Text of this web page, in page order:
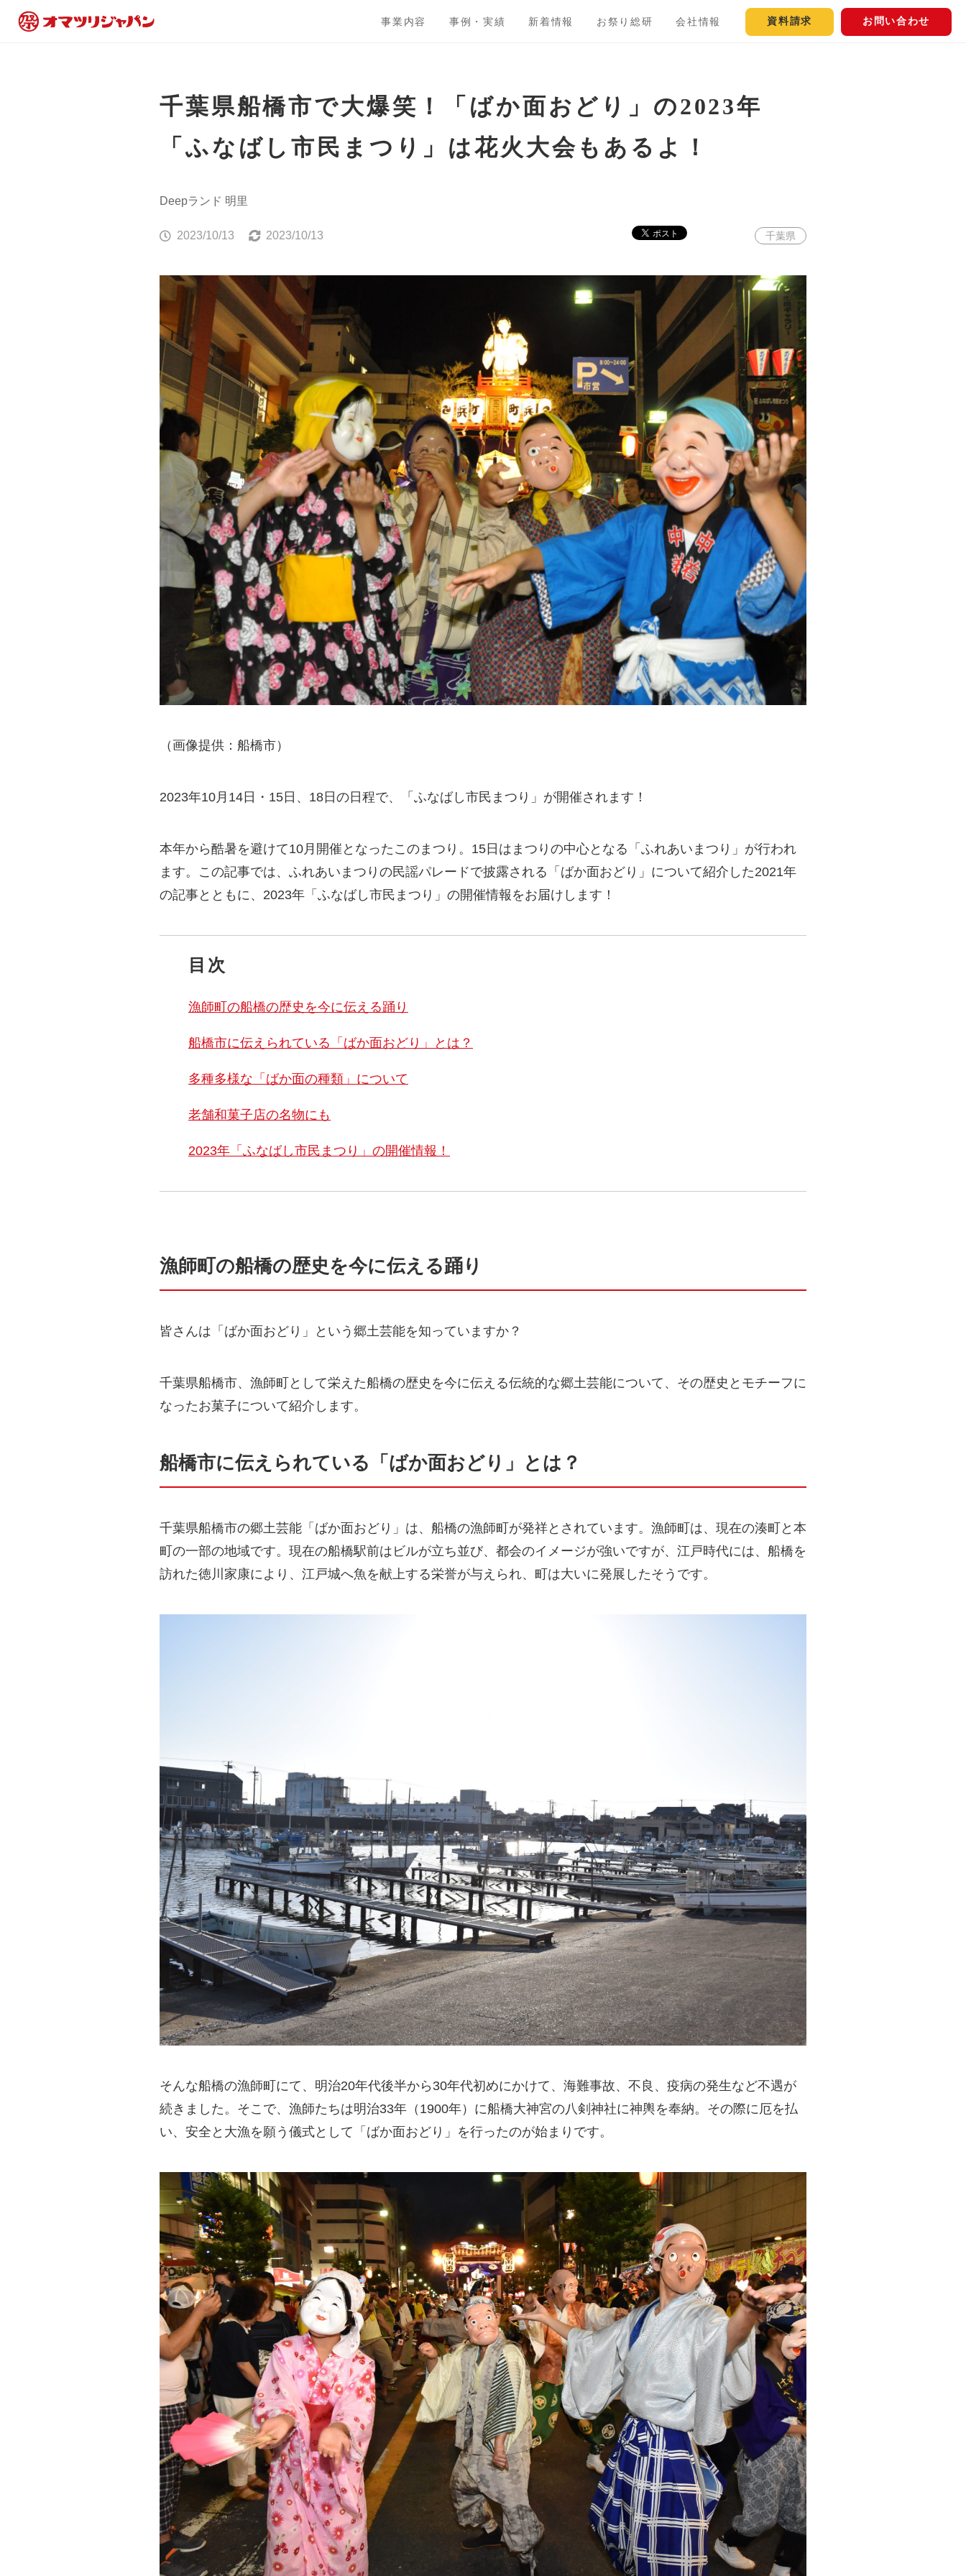
事業内容 事例・実績 新着情報 お祭り総研 会社情報 資料請求 お問い合わせ
千葉県船橋市で大爆笑！「ばか面おどり」の2023年
「ふなばし市民まつり」は花火大会もあるよ！
Deepランド 明里
2023/10/13 2023/10/13 千葉県
（画像提供：船橋市）
2023年10月14日・15日、18日の日程で、「ふなばし市民まつり」が開催されます！
本年から酷暑を避けて10月開催となったこのまつり。15日はまつりの中心となる「ふれあいまつり」が行われ
ます。この記事では、ふれあいまつりの民謡パレードで披露される「ばか面おどり」について紹介した2021年
の記事とともに、2023年「ふなばし市民まつり」の開催情報をお届けします！
目次
漁師町の船橋の歴史を今に伝える踊り
船橋市に伝えられている「ばか面おどり」とは？
多種多様な「ばか面の種類」について
老舗和菓子店の名物にも
2023年「ふなばし市民まつり」の開催情報！
漁師町の船橋の歴史を今に伝える踊り
皆さんは「ばか面おどり」という郷土芸能を知っていますか？
千葉県船橋市、漁師町として栄えた船橋の歴史を今に伝える伝統的な郷土芸能について、その歴史とモチーフに
なったお菓子について紹介します。
船橋市に伝えられている「ばか面おどり」とは？
千葉県船橋市の郷土芸能「ばか面おどり」は、船橋の漁師町が発祥とされています。漁師町は、現在の湊町と本
町の一部の地域です。現在の船橋駅前はビルが立ち並び、都会のイメージが強いですが、江戸時代には、船橋を
訪れた徳川家康により、江戸城へ魚を献上する栄誉が与えられ、町は大いに発展したそうです。
そんな船橋の漁師町にて、明治20年代後半から30年代初めにかけて、海難事故、不良、疫病の発生など不遇が
続きました。そこで、漁師たちは明治33年（1900年）に船橋大神宮の八剣神社に神輿を奉納。その際に厄を払
い、安全と大漁を願う儀式として「ばか面おどり」を行ったのが始まりです。